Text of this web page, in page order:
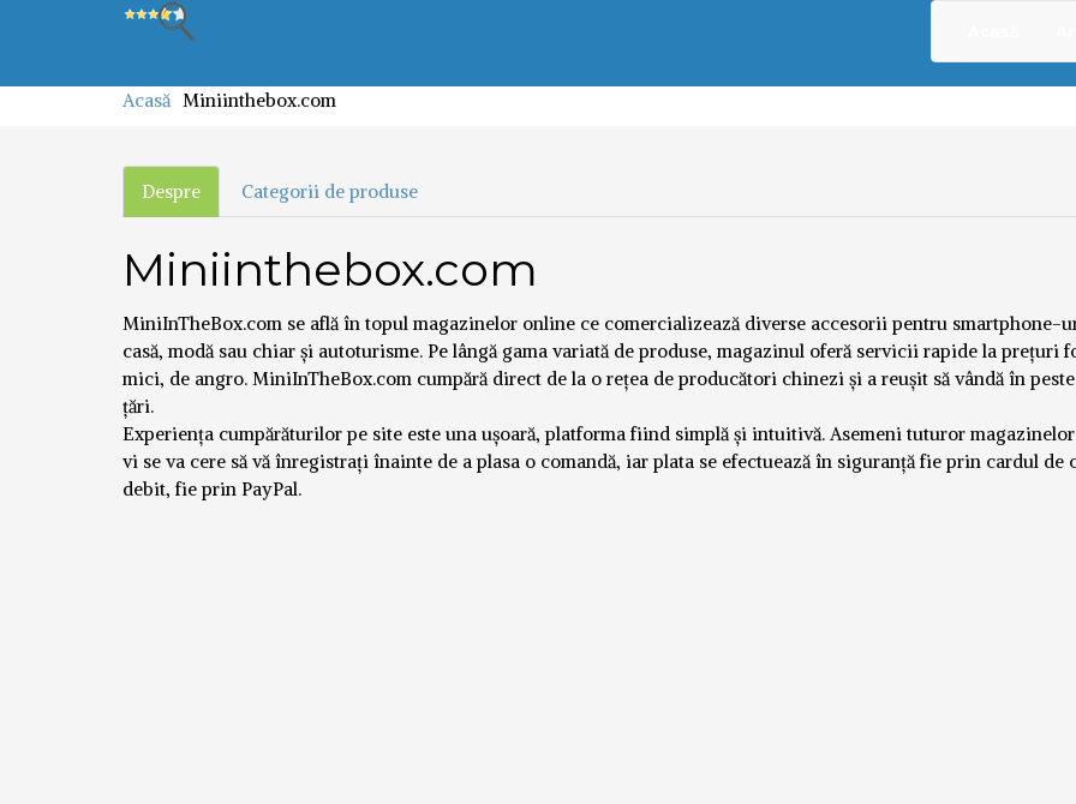
Acasă Miniinthebox.com
Despre Categorii de produse
Miniinthebox.com
MiniInTheBox.com se află în topul magazinelor online ce comercializează diverse accesorii pentru smartphone-
casă, modă sau chiar și autoturisme. Pe lângă gama variată de produse, magazinul oferă servicii rapide la prețuri
mici, de angro. MiniInTheBox.com cumpără direct de la o rețea de producători chinezi și a reușit să vândă în
țări.
Experiența cumpărăturilor pe site este una ușoară, platforma fiind simplă și intuitivă. Asemeni tuturor
vi se va cere să vă înregistrați înainte de a plasa o comandă, iar plata se efectuează în siguranță fie prin cardul de
debit, fie prin PayPal.